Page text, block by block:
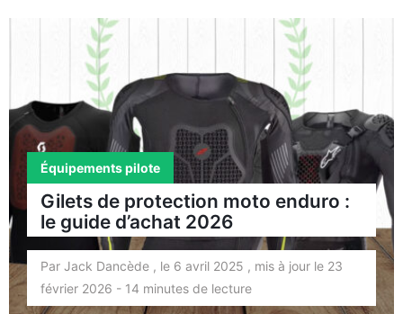
Équipements pilote
Gilets de protection moto enduro :
le guide d’achat 2026
Par Jack Dancède , le 6 avril 2025 , mis à jour le 23
février 2026 - 14 minutes de lecture
ASSURANCE
AVIS MARCHANDS
Facebook
Freenduro
Instagram
Freenduro
X
Freenduro
Youtube
Freenduro
tiktok
Feenduro